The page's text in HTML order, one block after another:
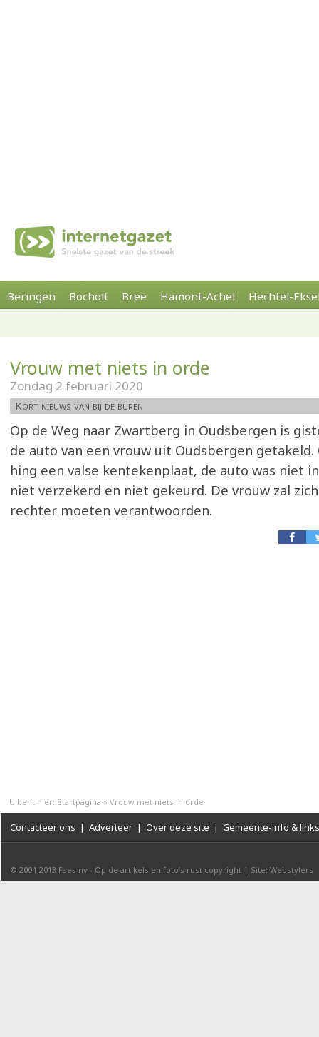
Beringen Bocholt Bree Hamont-Achel Hechtel-
Vrouw met niets in orde
Zondag 2 februari 2020
Kort nieuws van bij de buren
Op de Weg naar Zwartberg in Oudsbergen is
de auto van een vrouw uit Oudsbergen getakeld.
hing een valse kentekenplaat, de auto was niet
niet verzekerd en niet gekeurd. De vrouw zal
rechter moeten verantwoorden.
U bent hier: Startpagina » Vrouw met niets in orde
Contacteer ons | Adverteer | Over deze site | Gemeente-info & links
© 2004-2013 Faes nv - Op de artikels en foto’s rust copyright | Site: Webstylers